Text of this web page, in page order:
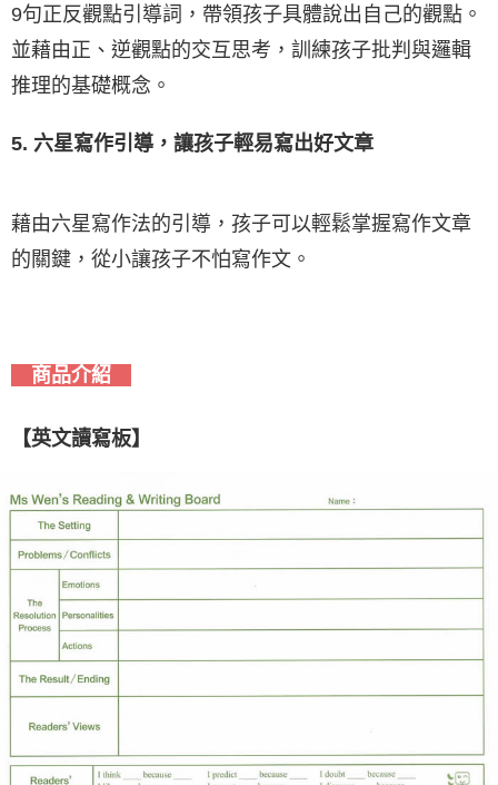
9句正反觀點引導詞，帶領孩子具體說出自己的觀點。
並藉由正、逆觀點的交互思考，訓練孩子批判與邏輯
推理的基礎概念。
5. 六星寫作引導，讓孩子輕易寫出好文章
藉由六星寫作法的引導，孩子可以輕鬆掌握寫作文章
的關鍵，從小讓孩子不怕寫作文。
商品介紹
【英文讀寫板】